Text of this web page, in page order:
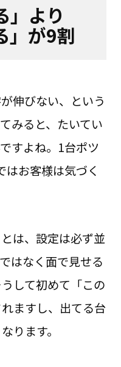
」より
」が9割
伸びない、という
みると、たいてい
すよね。1台ポツ
はお客様は気づく
は、設定は必ず並
はなく面で見せる
して初めて「この
ますし、出てる台
ります。